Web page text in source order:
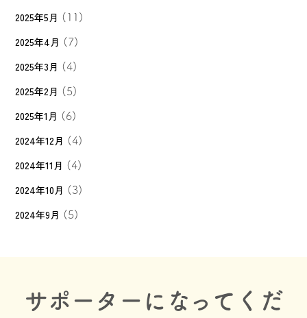
2025年5月 (11)
2025年4月 (7)
2025年3月 (4)
2025年2月 (5)
2025年1月 (6)
2024年12月 (4)
2024年11月 (4)
2024年10月 (3)
2024年9月 (5)
サポーターになってくだ